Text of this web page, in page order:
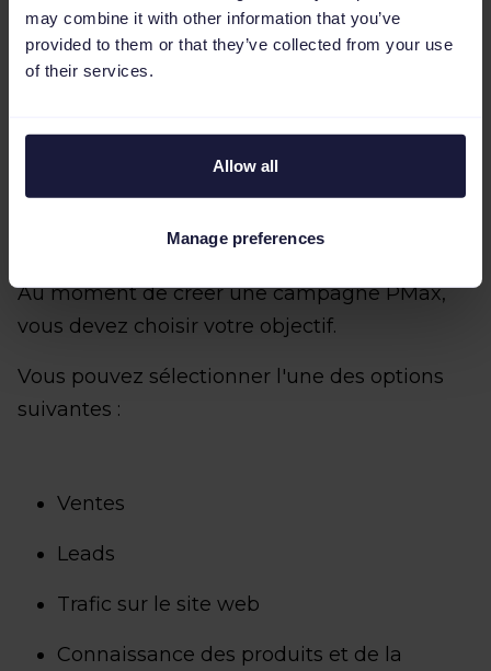
may combine it with other information that you’ve
provided to them or that they’ve collected from your use
of their services.
Allow all
Manage preferences
Au moment de créer une campagne PMax,
vous devez choisir votre objectif.
Vous pouvez sélectionner l'une des options
suivantes :
Ventes
Leads
Trafic sur le site web
Connaissance des produits et de la